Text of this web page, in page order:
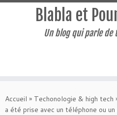
au
contenu
Blabla et
Un blog qui parle
Accueil » Techonologie & high tech
a été prise avec un téléphone ou